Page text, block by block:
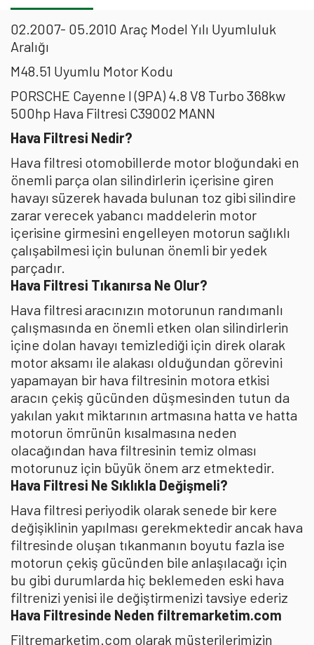
02.2007- 05.2010 Araç Model Yılı Uyumluluk
Aralığı
M48.51 Uyumlu Motor Kodu
PORSCHE Cayenne I (9PA) 4.8 V8 Turbo 368kw
500hp Hava Filtresi C39002 MANN
Hava Filtresi Nedir?
Hava filtresi otomobillerde motor bloğundaki en
önemli parça olan silindirlerin içerisine giren
havayı süzerek havada bulunan toz gibi silindire
zarar verecek yabancı maddelerin motor
içerisine girmesini engelleyen motorun sağlıklı
çalışabilmesi için bulunan önemli bir yedek
parçadır.
Hava Filtresi Tıkanırsa Ne Olur?
Hava filtresi aracınızın motorunun randımanlı
çalışmasında en önemli etken olan silindirlerin
içine dolan havayı temizlediği için direk olarak
motor aksamı ile alakası olduğundan görevini
yapamayan bir hava filtresinin motora etkisi
aracın çekiş gücünden düşmesinden tutun da
yakılan yakıt miktarının artmasına hatta ve hatta
motorun ömrünün kısalmasına neden
olacağından hava filtresinin temiz olması
motorunuz için büyük önem arz etmektedir.
Hava Filtresi Ne Sıklıkla Değişmeli?
Hava filtresi periyodik olarak senede bir kere
değişiklinin yapılması gerekmektedir ancak hava
filtresinde oluşan tıkanmanın boyutu fazla ise
motorun çekiş gücünden bile anlaşılacağı için
bu gibi durumlarda hiç beklemeden eski hava
filtrenizi yenisi ile değiştirmenizi tavsiye ederiz
Hava Filtresinde Neden filtremarketim.com
Filtremarketim.com olarak müşterilerimizin